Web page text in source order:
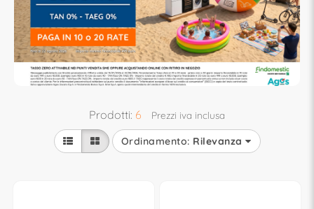
Prodotti: 6 Prezzi iva inclusa
Ordinamento: Rilevanza